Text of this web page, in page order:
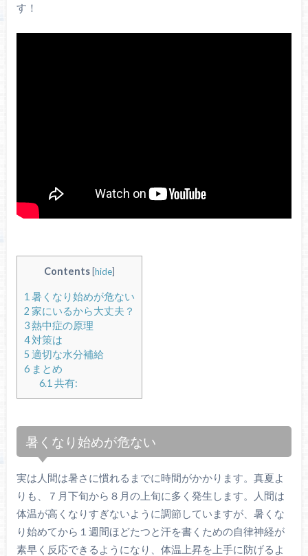
す！
Contents [hide]
1暑くなり始めが危ない
2 家にいるから大丈夫？
3熱中症の原理
4対策は
5 適切な水分補給
6まとめ
6.1共有:
暑くなり始めが危ない
実は人間は暑さに慣れるまでに時間がかかります。真夏よ
りも、７月下旬から８月の上旬に多く発生します。人間は
体温が高くなりすぎないように調節していますが、暑くな
り始めてから１週間ほどたつと汗を書くための自律神経が
素早く反応できるようになり、体温上昇を上手に防げるよ